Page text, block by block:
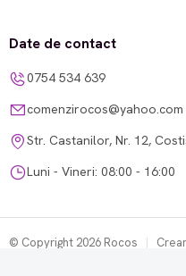
Date de contact
0754 534 639
comenzirocos@yahoo.com
Str. Castanilor, Nr. 12,
Luni - Vineri: 08:00 - 16:00
© Copyright 2026 Rocos |